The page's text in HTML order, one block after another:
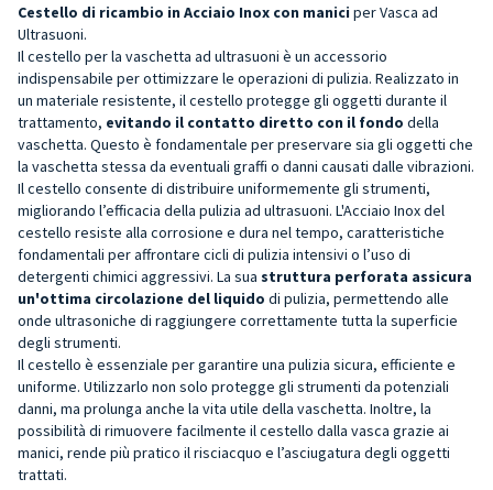
Cestello di ricambio in Acciaio Inox con manici per Vasca ad
Ultrasuoni.
Il cestello per la vaschetta ad ultrasuoni è un accessorio
indispensabile per ottimizzare le operazioni di pulizia. Realizzato in
un materiale resistente, il cestello protegge gli oggetti durante il
trattamento, evitando il contatto diretto con il fondo della
vaschetta. Questo è fondamentale per preservare sia gli oggetti che
la vaschetta stessa da eventuali graffi o danni causati dalle vibrazioni.
Il cestello consente di distribuire uniformemente gli strumenti,
migliorando l’efficacia della pulizia ad ultrasuoni. L'Acciaio Inox del
cestello resiste alla corrosione e dura nel tempo, caratteristiche
fondamentali per affrontare cicli di pulizia intensivi o l’uso di
detergenti chimici aggressivi. La sua struttura perforata assicura
un'ottima circolazione del liquido di pulizia, permettendo alle
onde ultrasoniche di raggiungere correttamente tutta la superficie
degli strumenti.
Il cestello è essenziale per garantire una pulizia sicura, efficiente e
uniforme. Utilizzarlo non solo protegge gli strumenti da potenziali
danni, ma prolunga anche la vita utile della vaschetta. Inoltre, la
possibilità di rimuovere facilmente il cestello dalla vasca grazie ai
manici, rende più pratico il risciacquo e l’asciugatura degli oggetti
trattati.